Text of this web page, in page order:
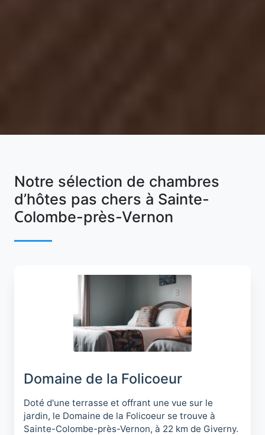
Notre sélection de chambres
d’hôtes pas chers à Sainte-
Colombe-près-Vernon
Domaine de la Folicoeur
Doté d'une terrasse et offrant une vue sur le
jardin, le Domaine de la Folicoeur se trouve à
Sainte-Colombe-près-Vernon, à 22 km de Giverny.